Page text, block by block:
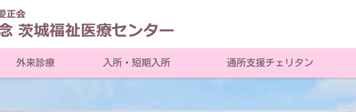
外来診療 入所・短期入所 通所支援チェリタン